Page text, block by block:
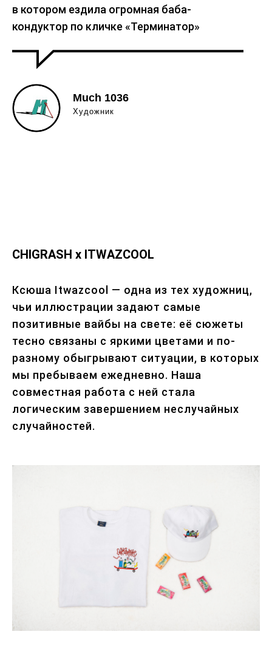
в котором ездила огромная баба-
кондуктор по кличке «Терминатор»
Much 1036
Художник
CHIGRASH x ITWAZCOOL
Ксюша Itwazcool — одна из тех художниц,
чьи иллюстрации задают самые
позитивные вайбы на свете: её сюжеты
тесно связаны с яркими цветами и по-
разному обыгрывают ситуации, в которых
мы пребываем ежедневно. Наша
совместная работа с ней стала
логическим завершением неслучайных
случайностей.